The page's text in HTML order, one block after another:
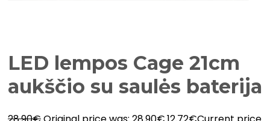
LED lempos Cage 21cm
aukščio su saulės baterija